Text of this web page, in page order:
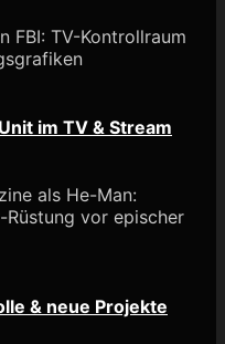
im TV & Stream
& neue Projekte